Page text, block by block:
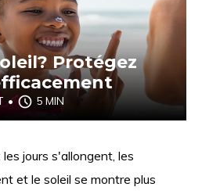
Protégez
• 5 MIN
jours s'allongent, les
et le soleil se montre plus